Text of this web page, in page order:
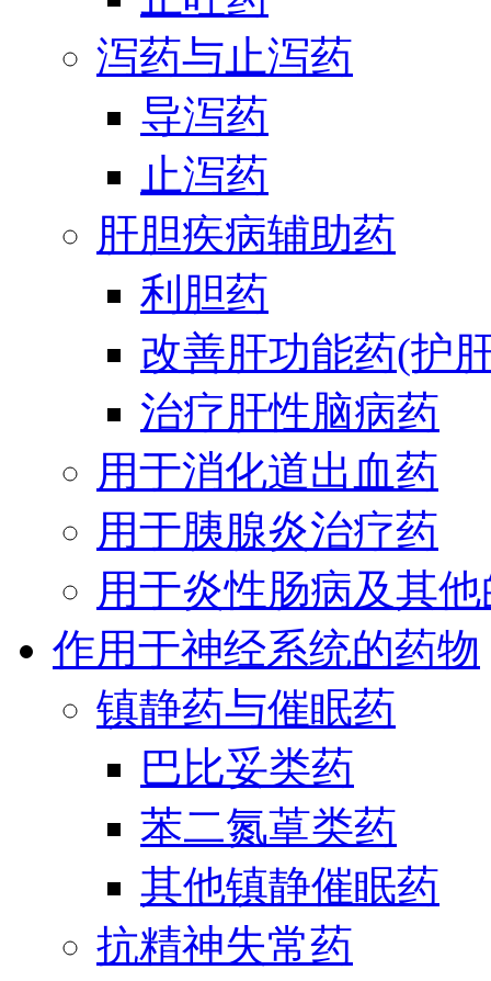
泻药与止泻药
导泻药
止泻药
肝胆疾病辅助药
利胆药
改善肝功能药(护
治疗肝性脑病药
用于消化道出血药
用于胰腺炎治疗药
用于炎性肠病及其
作用于神经系统的药物
镇静药与催眠药
巴比妥类药
苯二氮䓬类药
其他镇静催眠药
抗精神失常药